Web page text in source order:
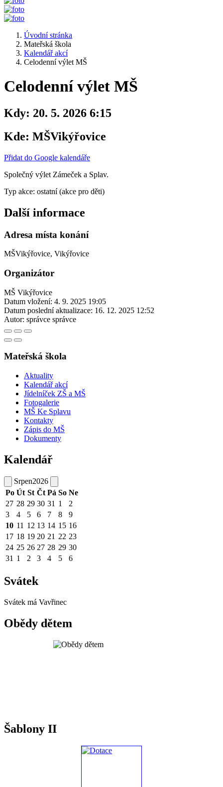
Úvodní stránka
Mateřská škola
Kalendář akcí
Celodenní výlet MŠ
Celodenní výlet MŠ
Kdy: 20. 5. 2026 6:15
Kde: MŠVikýřovice
Přidat do Google kalendáře
Společný výlet Zámeček a Splav.
Typ akce: ostatní (akce pro děti)
Další informace
Adresa místa konání
MŠVikýřovice, Vikýřovice
Organizátor
MŠ Vikýřovice
Datum vložení: 4. 9. 2025 19:05
Datum poslední aktualizace: 16. 12. 2025 12:52
Autor: správce správce
Mateřská škola
Aktuality
Kalendář akcí
Jídelníček ZŠ a MŠ
Fotogalerie
MŠ Ke Splavu
Kontakty
Zápis do MŠ
Dokumenty
Kalendář
Srpen2026
Po Út St Čt Pá So Ne
27 28 29 30 31 1
2
3
4 5 6 7 8
9
10 11 12 13 14 15 16
17 18 19 20 21 22 23
24 25 26 27 28 29 30
31 1 2 3 4 5 6
Svátek
Svátek má Vavřinec
Obědy dětem
Šablony II